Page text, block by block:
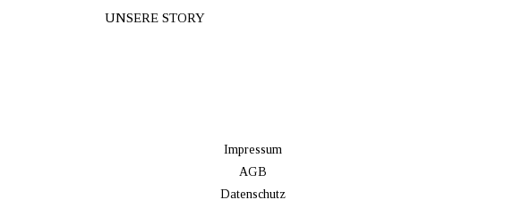
UNSERE STORY
Impressum
AGB
Datenschutz